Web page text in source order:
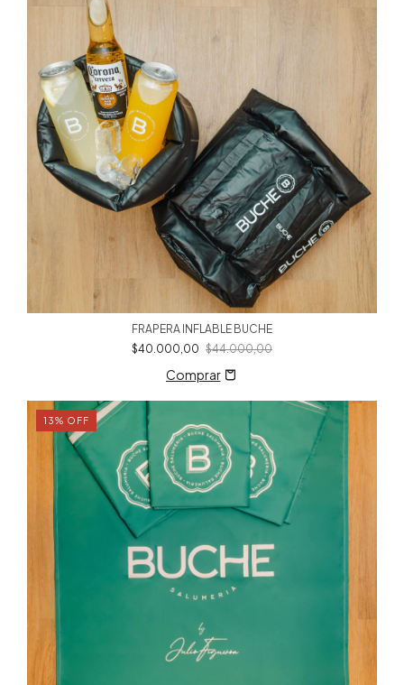
FRAPERA INFLABLE BUCHE
$40.000,00 $44.000,00
13% OFF